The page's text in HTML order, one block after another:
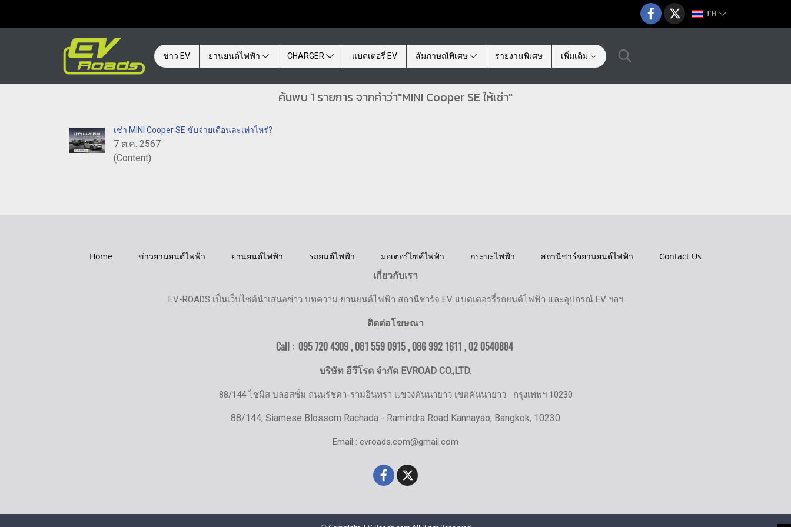
TH
ข่าว EV ยานยนต์ไฟฟ้า CHARGER แบตเตอรี่ EV สัมภาษณ์พิเศษ รายงานพิเศษ เพิ่มเติม
ค้นพบ 1 รายการ จากคำว่า"MINI Cooper SE ให้เช่า"
เช่า MINI Cooper SE ขับจ่ายเดือนละเท่าไหร่?
7 ต.ค. 2567
(Content)
Home ข่าวยานยนต์ไฟฟ้า ยานยนต์ไฟฟ้า รถยนต์ไฟฟ้า มอเตอร์ไซค์ไฟฟ้า กระบะไฟฟ้า สถานีชาร์จยานยนต์ไฟฟ้า
Contact Us
เกี่ยวกับเรา
EV-ROADS เป็นเว็บไซต์นำเสนอข่าว บทความ ยานยนต์ไฟฟ้า สถานีชาร์จ EV แบตเตอรรี่รถยนต์ไฟฟ้า และอุปกรณ์ EV ฯลฯ
ติดต่อโฆษณา
Call : 095 720 4309 , 081 559 0915 , 086 992 1611 ,02 0540884
บริษัท อีวีโรด จำกัด EVROAD CO.,LTD.
88/144 ไซมิส บลอสซั่ม ถนนรัชดา-รามอินทรา แขวงคันนายาว เขตคันนายาว กรุงเทพฯ 10230
88/144, Siamese Blossom Rachada - Ramindra Road Kannayao, Bangkok, 10230
Email : evroads.com@gmail.com